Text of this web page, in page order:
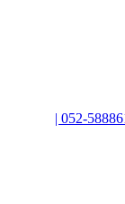
לשירות לקוחות לגבי הזמנות באתר בלבד: 052-5888614 |